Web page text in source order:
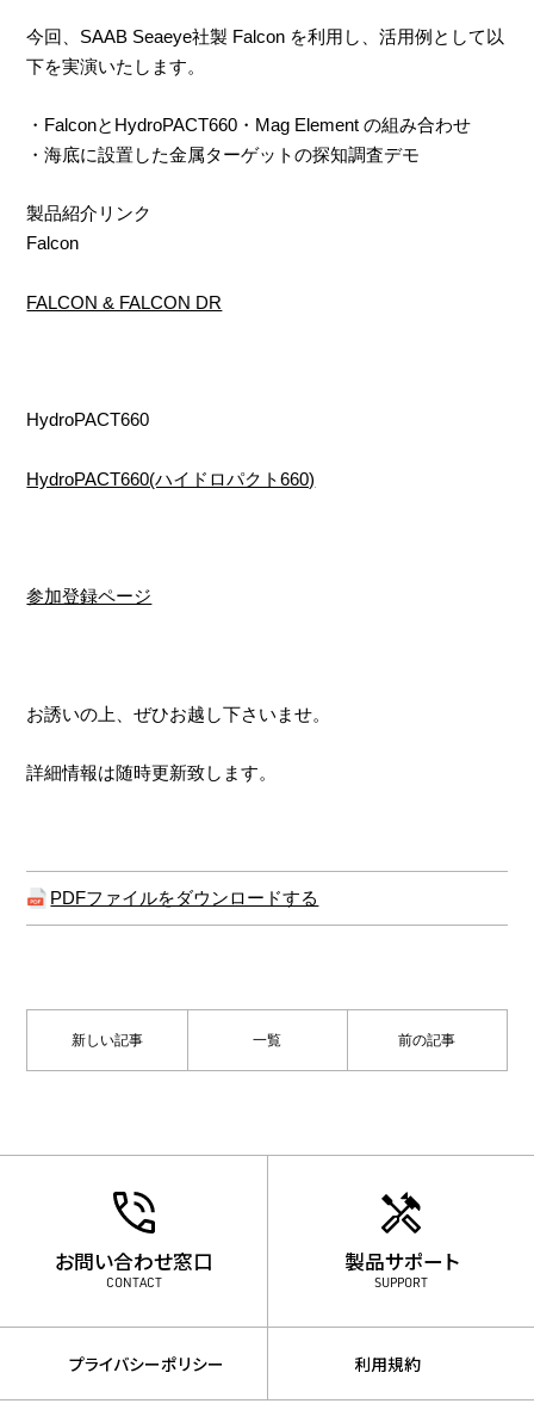
今回、SAAB Seaeye社製 Falcon を利用し、活用例として以
下を実演いたします。
・FalconとHydroPACT660・Mag Element の組み合わせ
・海底に設置した金属ターゲットの探知調査デモ
製品紹介リンク
Falcon
FALCON & FALCON DR
HydroPACT660
HydroPACT660(ハイドロパクト660)
参加登録ページ
お誘いの上、ぜひお越し下さいませ。
詳細情報は随時更新致します。
PDFファイルをダウンロードする
新しい記事 一覧 前の記事
お問い合わせ窓口
CONTACT
製品サポート
SUPPORT
プライバシーポリシー 利用規約